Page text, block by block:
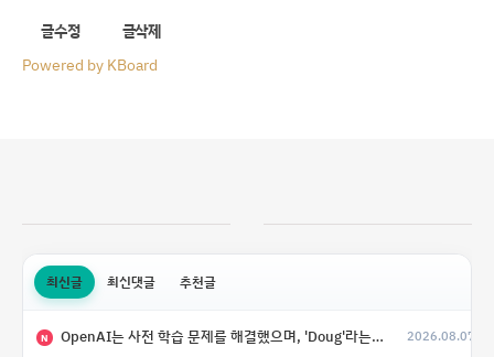
글수정
글삭제
Powered by KBoard
최신글 최신댓글 추천글
N OpenAI는 사전 학습 문제를 해결했으며, 'Doug'라는 코드명을 가진 훨씬 더 큰 모델을 활발히 개발 중 2026.08.07